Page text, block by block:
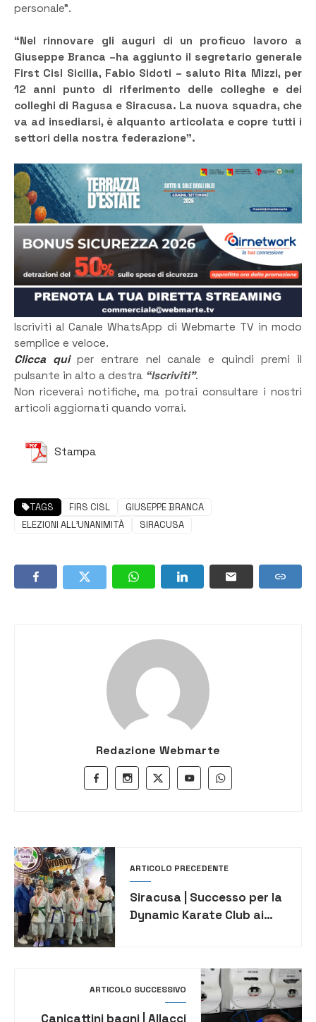
personale”.
“Nel rinnovare gli auguri di un proficuo lavoro a
Giuseppe Branca –ha aggiunto il segretario generale
First Cisl Sicilia, Fabio Sidoti – saluto Rita Mizzi, per
12 anni punto di riferimento delle colleghe e dei
colleghi di Ragusa e Siracusa. La nuova squadra, che
va ad insediarsi, è alquanto articolata e copre tutti i
settori della nostra federazione”.
Iscriviti al Canale WhatsApp di Webmarte TV in modo
semplice e veloce.
Clicca quiper entrare nel canale e quindi premi il
pulsante in alto a destra “Iscriviti”.
Non riceverai notifiche, ma potrai consultare i nostri
articoli aggiornati quando vorrai.
Stampa
TAGS FIRS CISL
GIUSEPPE BRANCA
ELEZIONI ALL'UNANIMITÀ
SIRACUSA
Redazione Webmarte
ARTICOLO PRECEDENTE
Siracusa | Successo per la
Dynamic Karate Club ai
ARTICOLO SUCCESSIVO
Canicattini bagni | Allacci